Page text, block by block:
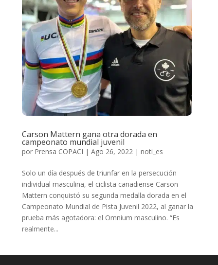
Carson Mattern gana otra dorada en
campeonato mundial juvenil
por Prensa COPACI | Ago 26, 2022| noti_es
Solo un día después de triunfar en la persecución
individual masculina, el ciclista canadiense Carson
Mattern conquistó su segunda medalla dorada en el
Campeonato Mundial de Pista Juvenil 2022, al ganar la
prueba más agotadora: el Omnium masculino. “Es
realmente...